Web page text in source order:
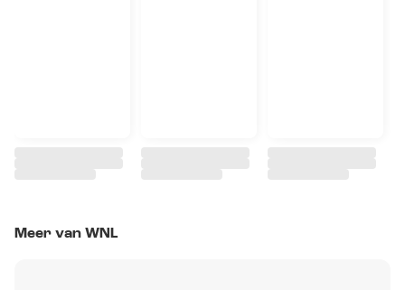
Meer van WNL